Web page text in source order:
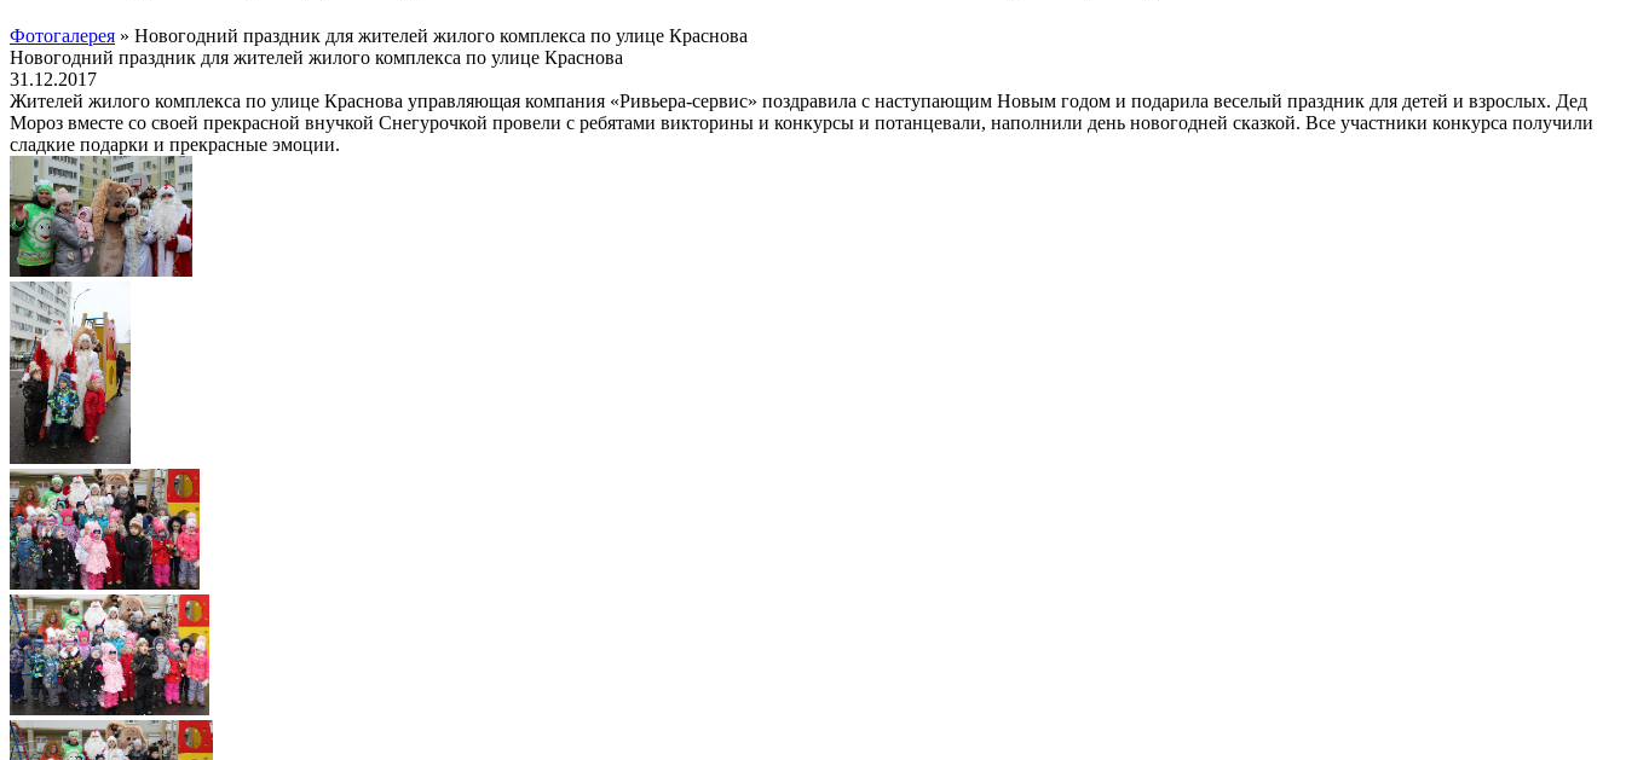
Фотогалерея » Новогодний праздник для жителей жилого комплекса по улице Краснова
Новогодний праздник для жителей жилого комплекса по улице Краснова
31.12.2017
Жителей жилого комплекса по улице Краснова управляющая компания «Ривьера-сервис» поздравила с наступающим Новым годом и подарила веселый праздник для детей и взрослых. Дед
Мороз вместе со своей прекрасной внучкой Снегурочкой провели с ребятами викторины и конкурсы и потанцевали, наполнили день новогодней сказкой. Все участники конкурса получили
сладкие подарки и прекрасные эмоции.